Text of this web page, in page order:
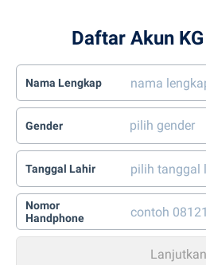
Daftar Akun
Nama Lengkap
Gender
Tanggal Lahir
Nomor
Handphone